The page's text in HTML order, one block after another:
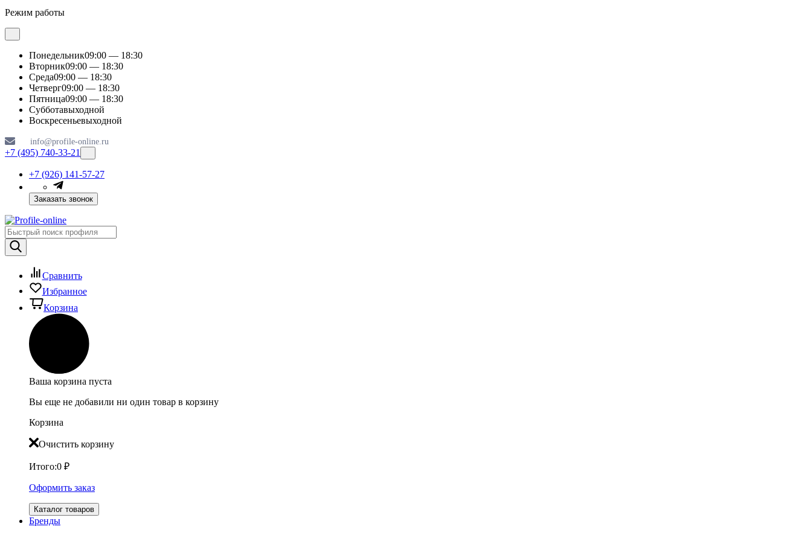
Режим работы
Понедельник09:00 — 18:30
Вторник09:00 — 18:30
Среда09:00 — 18:30
Четверг09:00 — 18:30
Пятница09:00 — 18:30
Субботавыходной
Воскресеньевыходной
info@profile-online.ru
+7 (495) 740-33-21
+7 (926) 141-57-27
Заказать звонок
Сравнить
Избранное
Корзина
Ваша корзина пуста
Вы еще не добавили ни один товар в корзину
Корзина
Очистить корзину
Итого:0 ₽
Оформить заказ
Каталог товаров
Бренды